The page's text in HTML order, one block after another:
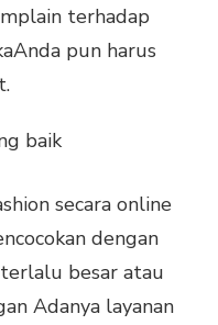
terhadap
pun harus
baik
secara online
dengan
besar atau
Adanya layanan